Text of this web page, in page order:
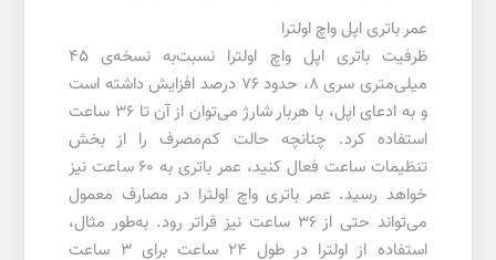
عمر باتری اپل واچ اولترا
ظرفیت باتری اپل واچ اولترا نسبت‌به نسخه‌ی 45
میلی‌متری سری 8، حدود 76 درصد افزایش داشته است
و به‌ ادعای اپل، با هربار شارژ می‌توان از آن تا 36 ساعت
استفاده کرد. چنانچه حالت کم‌مصرف را از بخش
تنظیمات ساعت فعال کنید، عمر باتری به 60 ساعت نیز
خواهد رسید. عمر باتری واچ اولترا در مصارف معمول
می‌تواند حتی از 36 ساعت نیز فراتر رود. به‌طور مثال،
استفاده از اولترا در طول 24 ساعت برای 3 ساعت